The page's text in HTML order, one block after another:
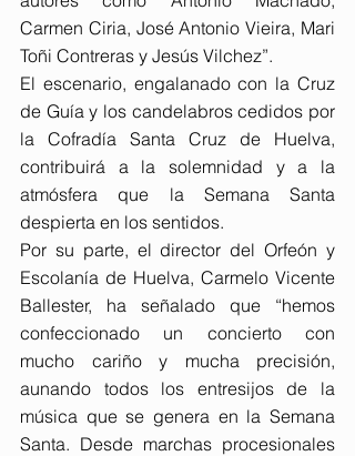
Carmen Ciria, José Antonio Vieira, Mari
Toñi Contreras y Jesús Vilchez”.
El escenario, engalanado con la Cruz
de Guía y los candelabros cedidos por
la Cofradía Santa Cruz de Huelva,
contribuirá a la solemnidad y a la
atmósfera que la Semana Santa
despierta en los sentidos.
Por su parte, el director del Orfeón y
Escolanía de Huelva, Carmelo Vicente
Ballester, ha señalado que “hemos
confeccionado un concierto con
mucho cariño y mucha precisión,
aunando todos los entresijos de la
música que se genera en la Semana
Santa. Desde marchas procesionales